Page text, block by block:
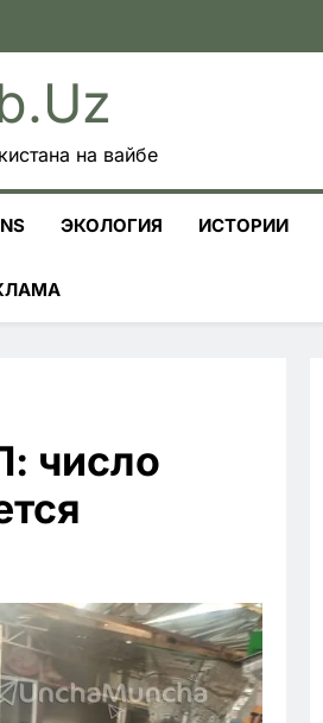
на вайбе
ЭКОЛОГИЯ ИСТОРИИ
число